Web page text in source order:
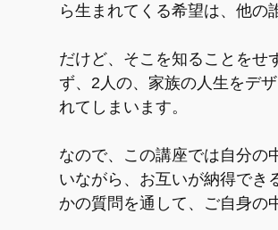
ら生まれてくる希望は、他の
だけど、そこを知ることをせ
ず、2人の、家族の人生をデ
れてしまいます。
なので、この講座では自分の
いながら、お互いが納得でき
かの質問を通して、ご自身の